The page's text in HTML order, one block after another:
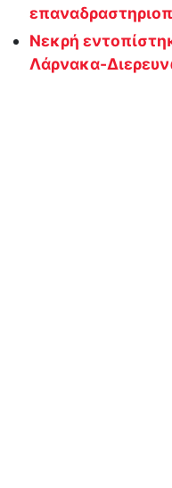
Νεκρή
Λάρνακα-